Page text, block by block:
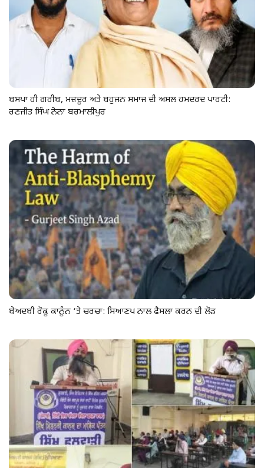
ਬਸਪਾ ਹੀ ਗਰੀਬ, ਮਜ਼ਦੂਰ ਅਤੇ ਬਹੁਜਨ ਸਮਾਜ ਦੀ ਅਸਲ ਹਮਦਰਦ ਪਾਰਟੀ:
ਰਣਜੀਤ ਸਿੰਘ ਨੋਨਾ ਬਰਮਾਲੀਪੁਰ
ਬੇਅਦਬੀ ਰੋਕੂ ਕਾਨੂੰਨ ‘ਤੇ ਚਰਚਾ: ਸਿਆਣਪ ਨਾਲ ਫੈਸਲਾ ਕਰਨ ਦੀ ਲੋੜ